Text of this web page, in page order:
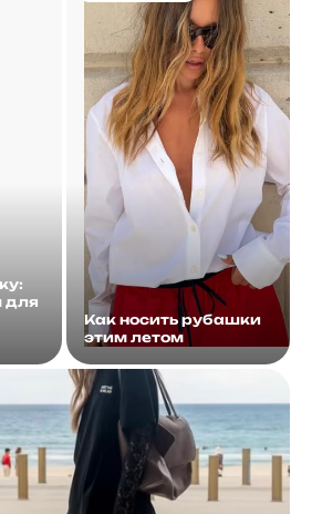
для
Как носить рубашки
этим летом